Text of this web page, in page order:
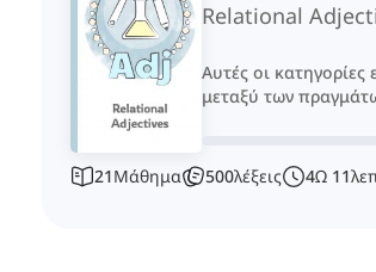
Relational
Αυτές οι κατηγορίες
μεταξύ των
21Μάθημα 500λέξεις 4Ω 11